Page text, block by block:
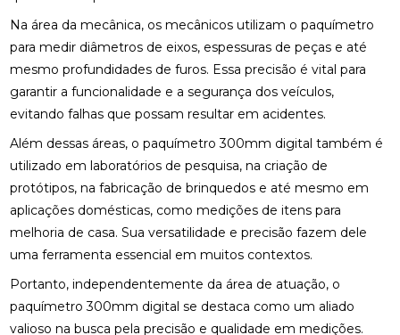
Na área da mecânica, os mecânicos utilizam o paquímetro
para medir diâmetros de eixos, espessuras de peças e até
mesmo profundidades de furos. Essa precisão é vital para
garantir a funcionalidade e a segurança dos veículos,
evitando falhas que possam resultar em acidentes.
Além dessas áreas, o paquímetro 300mm digital também é
utilizado em laboratórios de pesquisa, na criação de
protótipos, na fabricação de brinquedos e até mesmo em
aplicações domésticas, como medições de itens para
melhoria de casa. Sua versatilidade e precisão fazem dele
uma ferramenta essencial em muitos contextos.
Portanto, independentemente da área de atuação, o
paquímetro 300mm digital se destaca como um aliado
valioso na busca pela precisão e qualidade em medições.